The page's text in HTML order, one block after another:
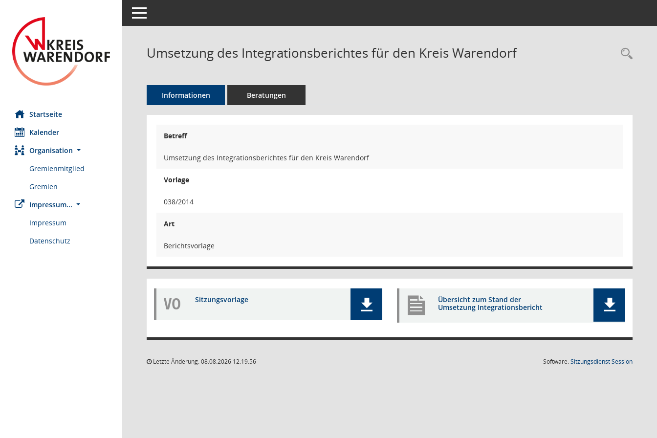
Startseite
Kalender
Organisation
Gremienmitglied
Gremien
Impressum...
Impressum
Datenschutz
Toggle navigation
Umsetzung des Integrationsberichtes für den Kreis Warendorf
Informationen Beratungen
Betreff
Umsetzung des Integrationsberichtes für den Kreis Warendorf
Vorlage
038/2014
Art
Berichtsvorlage
VO Sitzungsvorlage
Übersicht zum Stand der
Umsetzung Integrationsbericht
Letzte Änderung: 08.08.2026 12:19:56 Software:SitzungsdienstSession(Wird in